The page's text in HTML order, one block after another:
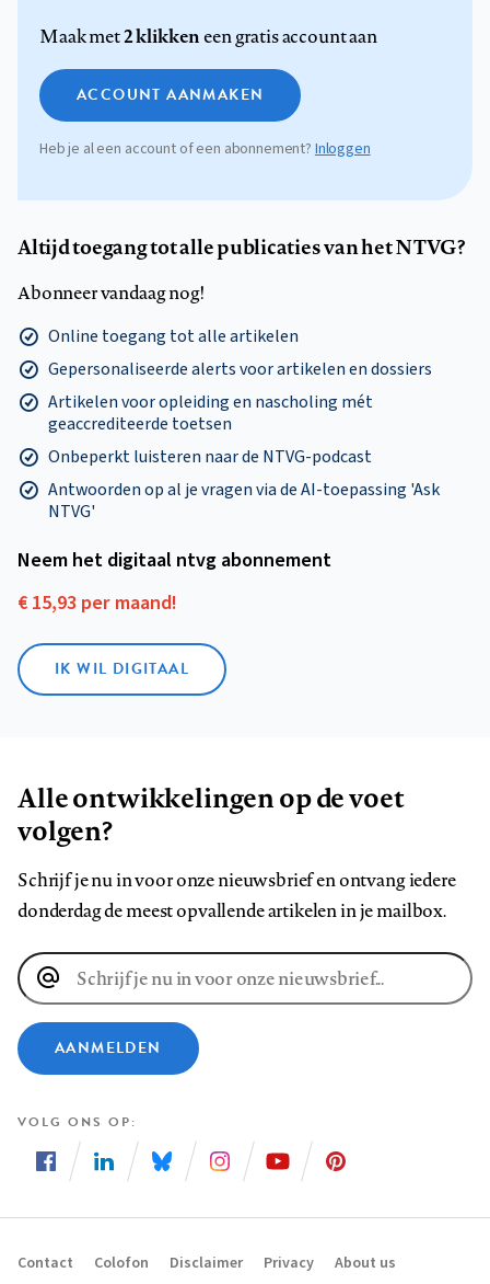
Maak met2 klikkeneen gratis account aan
ACCOUNT AANMAKEN
Heb je al een account of een abonnement?Inloggen
Altijd toegang tot alle publicaties van het NTVG?
Abonneer vandaag nog!
Online toegang tot alle artikelen
Gepersonaliseerde alerts voor artikelen en dossiers
Artikelen voor opleiding en nascholing mét
geaccrediteerde toetsen
Onbeperkt luisteren naar de NTVG-podcast
Antwoorden op al je vragen via de AI-toepassing 'Ask
NTVG'
Neem het digitaal ntvg abonnement
€ 15,93 per maand!
IK WIL DIGITAAL
Alle ontwikkelingen op de voet
volgen?
Schrijf je nu in voor onze nieuwsbrief en ontvang iedere
donderdag de meest opvallende artikelen in je mailbox.
E-
mailadres
AANMELDEN
VOLG ONS OP
ons
op
ons
op
ons
ons
op
ons
op
ons
op
Contact Colofon Disclaimer Privacy About us